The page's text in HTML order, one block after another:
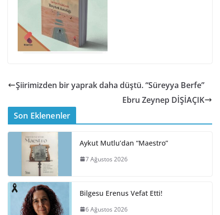
Şiirimizden bir yaprak daha düştü. “Süreyya Berfe”
Ebru Zeynep DİŞİAÇIK
Son Eklenenler
Aykut Mutlu’dan “Maestro”
7 Ağustos 2026
Bilgesu Erenus Vefat Etti!
6 Ağustos 2026